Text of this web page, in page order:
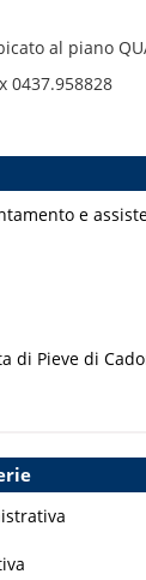
al piano
0437.958828
e
di Pieve di